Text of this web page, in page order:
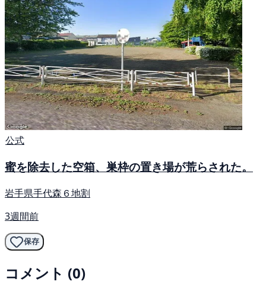
公式
蜜を除去した空箱、巣枠の置き場が荒らされた。
岩手県手代森６地割
3週間前
保存
コメント (0)